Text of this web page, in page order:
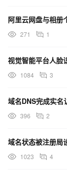
阿里云网盘与相册
271 1
视觉智能平台人脸
1084 3
396 2
域名状态被注册
1023 4